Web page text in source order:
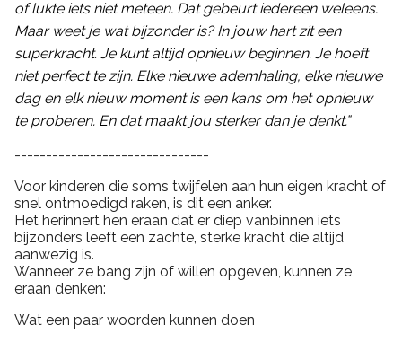
of lukte iets niet meteen. Dat gebeurt iedereen weleens.
Maar weet je wat bijzonder is? In jouw hart zit een
superkracht. Je kunt altijd opnieuw beginnen. Je hoeft
niet perfect te zijn. Elke nieuwe ademhaling, elke nieuwe
dag en elk nieuw moment is een kans om het opnieuw
te proberen. En dat maakt jou sterker dan je denkt.”
-------------------------------
Voor kinderen die soms twijfelen aan hun eigen kracht of
snel ontmoedigd raken, is dit een anker.
Het herinnert hen eraan dat er diep vanbinnen iets
bijzonders leeft een zachte, sterke kracht die altijd
aanwezig is.
Wanneer ze bang zijn of willen opgeven, kunnen ze
eraan denken:
Wat een paar woorden kunnen doen